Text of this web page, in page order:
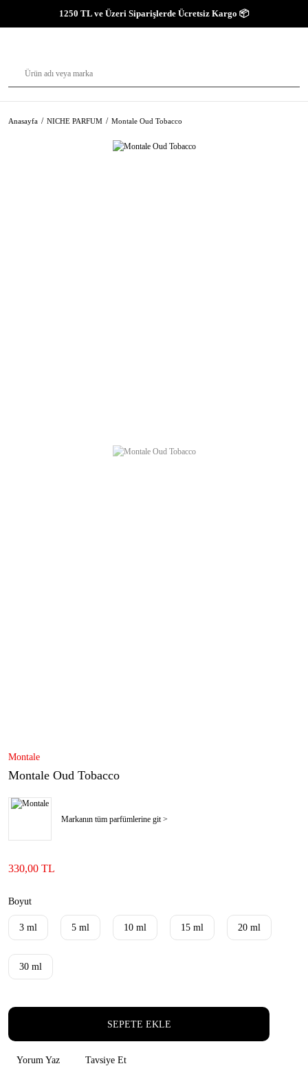
1250 TL ve Üzeri Siparişlerde Ücretsiz Kargo 📦
Anasayfa NICHE PARFUM Montale Oud Tobacco
Montale
Montale Oud Tobacco
Markanın tüm parfümlerine git >
330,00 TL
Boyut
3 ml 5 ml 10 ml 15 ml 20 ml
30 ml
SEPETE EKLE
Yorum Yaz Tavsiye Et